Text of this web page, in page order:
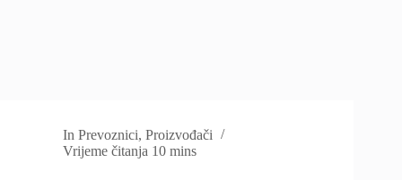
In Prevoznici,Proizvođači
Vrijeme čitanja 10 mins